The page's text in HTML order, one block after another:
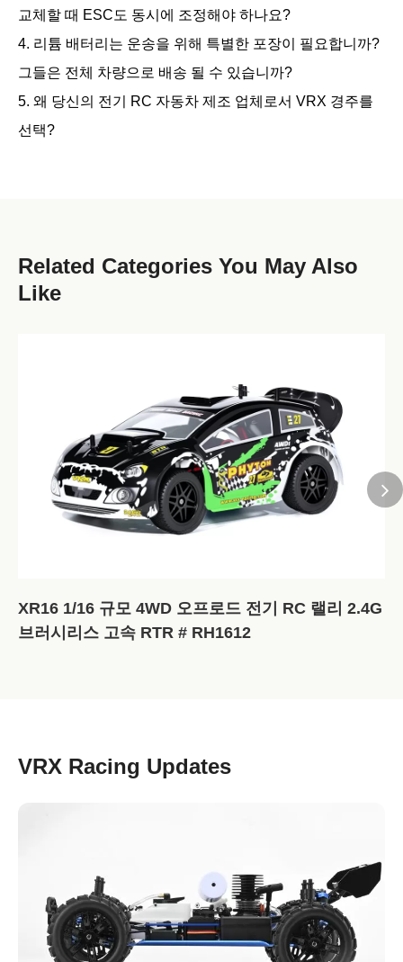
교체할 때 ESC도 동시에 조정해야 하나요?
4. 리튬 배터리는 운송을 위해 특별한 포장이 필요합니까?
그들은 전체 차량으로 배송 될 수 있습니까?
5. 왜 당신의 전기 RC 자동차 제조 업체로서 VRX 경주를
선택?
Related Categories You May Also
Like
XR16 1/16 규모 4WD 오프로드 전기 RC 랠리 2.4G
브러시리스 고속 RTR # RH1612
VRX Racing Updates